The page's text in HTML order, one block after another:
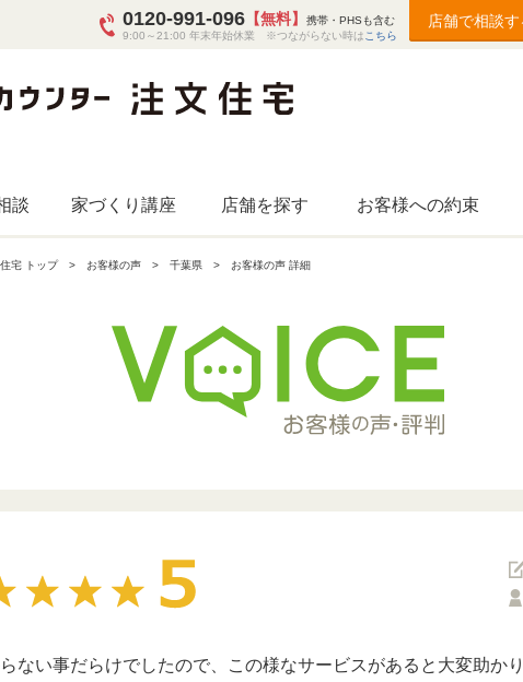
0120-991-096 【無料】
携帯・PHSも含む
9:00～21:00 年末年始休業 ※つながらない時は こちら
店舗で相談す
談 家づくり講座 店舗を探す お客様への約束
宅 トップ お客様の声 千葉県 お客様の声 詳細
ない事だらけでしたので、この様なサービスがあると大変助か